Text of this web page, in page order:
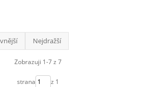
Nejdražší
Zobrazuji 1-7 z 7
strana z 1